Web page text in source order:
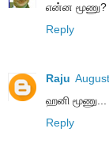
என்ன மூணு?
Reply
Raju
ஹனி மூணு...
Reply